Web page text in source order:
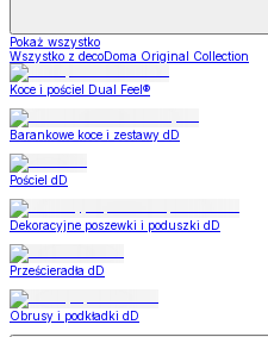
Pokaż wszystko
Wszystko z decoDoma Original Collection
Koce i pościel Dual Feel®
Barankowe koce i zestawy dD
Pościel dD
Dekoracyjne poszewki i poduszki dD
Prześcieradła dD
Obrusy i podkładki dD